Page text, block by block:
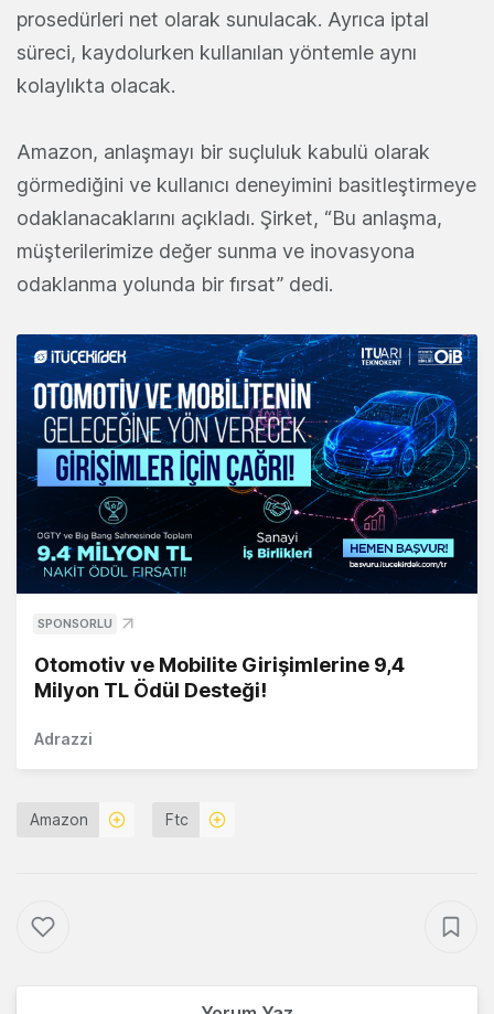
prosedürleri net olarak sunulacak. Ayrıca iptal
süreci, kaydolurken kullanılan yöntemle aynı
kolaylıkta olacak.
Amazon, anlaşmayı bir suçluluk kabulü olarak
görmediğini ve kullanıcı deneyimini basitleştirmeye
odaklanacaklarını açıkladı. Şirket, “Bu anlaşma,
müşterilerimize değer sunma ve inovasyona
odaklanma yolunda bir fırsat” dedi.
SPONSORLU
Otomotiv ve Mobilite Girişimlerine 9,4
Milyon TL Ödül Desteği!
Adrazzi
Amazon Ftc